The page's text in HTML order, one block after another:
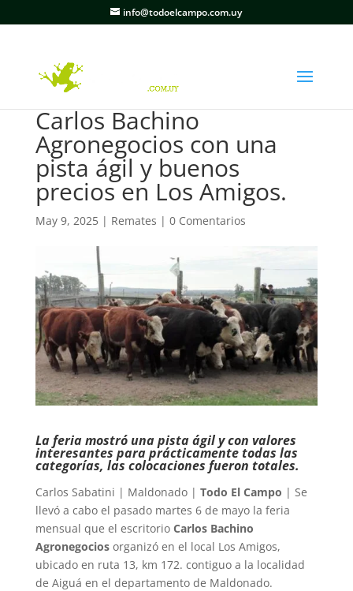
info@todoelcampo.com.uy
Carlos Bachino
Agronegocios con una
pista ágil y buenos
precios en Los Amigos.
May 9, 2025| Remates | 0 Comentarios
La feria mostró una pista ágil y con valores
interesantes para prácticamente todas las
categorías, las colocaciones fueron totales.
Carlos Sabatini | Maldonado | Todo El Campo | Se
llevó a cabo el pasado martes 6 de mayo la feria
mensual que el escritorio Carlos Bachino
Agronegociosorganizó en el local Los Amigos,
ubicado en ruta 13, km 172. contiguo a la localidad
de Aiguá en el departamento de Maldonado.